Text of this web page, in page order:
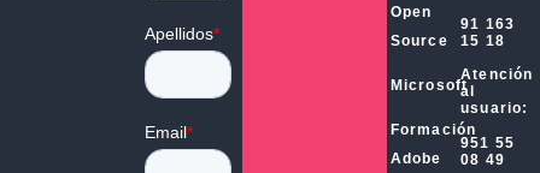
Open
Source
Microsoft
Formación
Adobe
91 163
15 18
Atención
al
usuario:
951 55
08 49